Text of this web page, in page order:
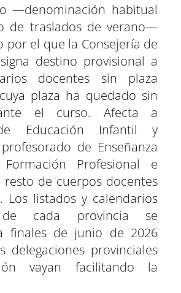
—denominación habitual
de traslados de verano—
por el que la Consejería de
destino provisional a
docentes sin plaza
plaza ha quedado sin
el curso. Afecta a
Educación Infantil y
de Enseñanza
Formación Profesional e
resto de cuerpos docentes
Los listados y calendarios
de cada provincia se
finales de junio de 2026
delegaciones provinciales
vayan facilitando la